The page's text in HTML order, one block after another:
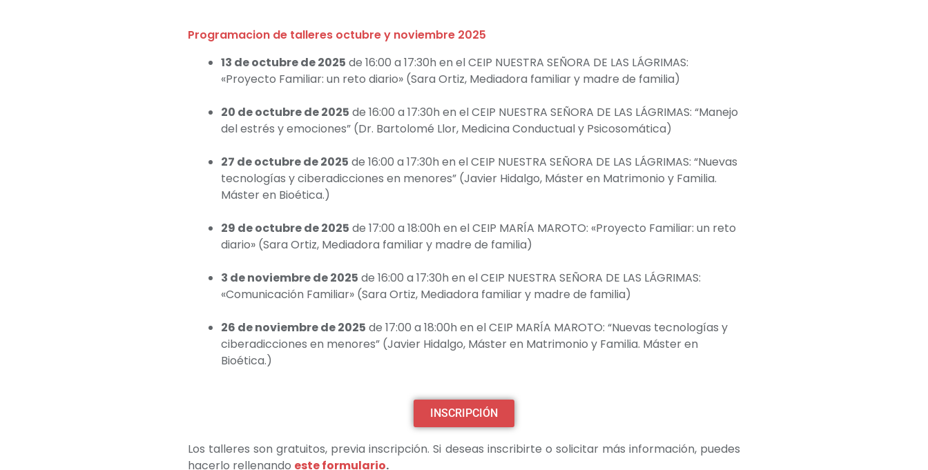
Programacion de talleres octubre y noviembre 2025
13 de octubre de 2025 de 16:00 a 17:30h en el CEIP NUESTRA SEÑORA DE LAS LÁGRIMAS:
«Proyecto Familiar: un reto diario» (Sara Ortiz, Mediadora familiar y madre de familia)
20 de octubre de 2025 de 16:00 a 17:30h en el CEIP NUESTRA SEÑORA DE LAS LÁGRIMAS: “Manejo
del estrés y emociones” (Dr. Bartolomé Llor, Medicina Conductual y Psicosomática)
27 de octubre de 2025 de 16:00 a 17:30h en el CEIP NUESTRA SEÑORA DE LAS LÁGRIMAS: “Nuevas
tecnologías y ciberadicciones en menores” (Javier Hidalgo, Máster en Matrimonio y Familia.
Máster en Bioética.)
29 de octubre de 2025 de 17:00 a 18:00h en el CEIP MARÍA MAROTO: «Proyecto Familiar: un reto
diario» (Sara Ortiz, Mediadora familiar y madre de familia)
3 de noviembre de 2025 de 16:00 a 17:30h en el CEIP NUESTRA SEÑORA DE LAS LÁGRIMAS:
«Comunicación Familiar» (Sara Ortiz, Mediadora familiar y madre de familia)
26 de noviembre de 2025 de 17:00 a 18:00h en el CEIP MARÍA MAROTO: “Nuevas tecnologías y
ciberadicciones en menores” (Javier Hidalgo, Máster en Matrimonio y Familia. Máster en
Bioética.)
INSCRIPCIÓN
Los talleres son gratuitos, previa inscripción. Si deseas inscribirte o solicitar más información, puedes
hacerlo rellenando este formulario.